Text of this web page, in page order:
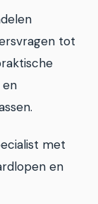
tot
en
met
en